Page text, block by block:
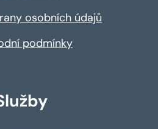
osobních údajů
podmínky